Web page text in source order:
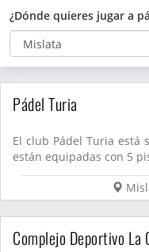
¿Dónde quieres jugar a
Pádel Turia
El club Pádel Turia está
están equipadas con 5
Complejo Deportivo La